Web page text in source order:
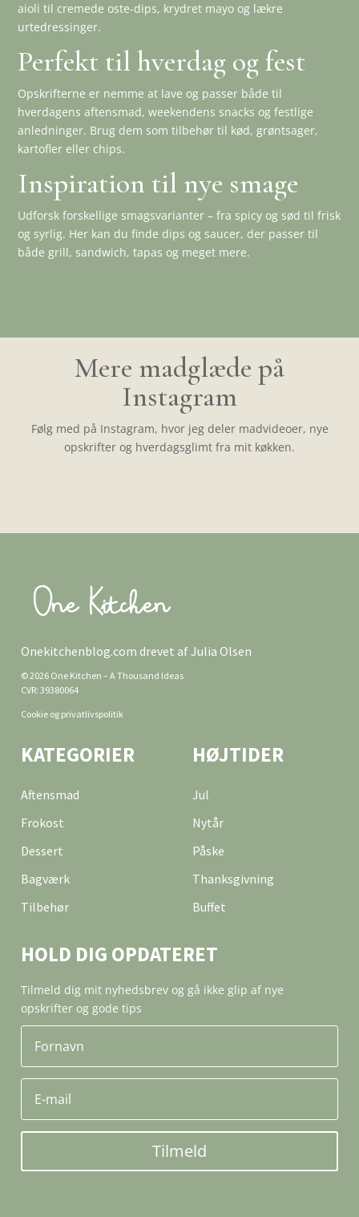
aioli til cremede oste-dips, krydret mayo og lækre
urtedressinger.
Perfekt til hverdag og fest
Opskrifterne er nemme at lave og passer både til
hverdagens aftensmad, weekendens snacks og festlige
anledninger. Brug dem som tilbehør til kød, grøntsager,
kartofler eller chips.
Inspiration til nye smage
Udforsk forskellige smagsvarianter – fra spicy og sød til frisk
og syrlig. Her kan du finde dips og saucer, der passer til
både grill, sandwich, tapas og meget mere.
Mere madglæde på
Instagram
Følg med på Instagram, hvor jeg deler madvideoer, nye
opskrifter og hverdagsglimt fra mit køkken.
Onekitchenblog.com drevet af Julia Olsen
© 2026 One Kitchen – A Thousand Ideas
CVR: 39380064
Cookie og privatlivspolitik
KATEGORIER
Aftensmad
Frokost
Dessert
Bagværk
Tilbehør
HØJTIDER
Jul
Nytår
Påske
Thanksgivning
Buffet
HOLD DIG OPDATERET
Tilmeld dig mit nyhedsbrev og gå ikke glip af nye
opskrifter og gode tips
Tilmeld